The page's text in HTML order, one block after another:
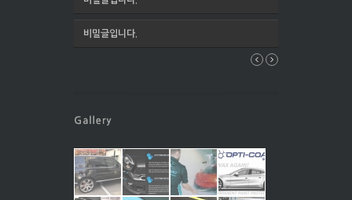
비밀글입니다.